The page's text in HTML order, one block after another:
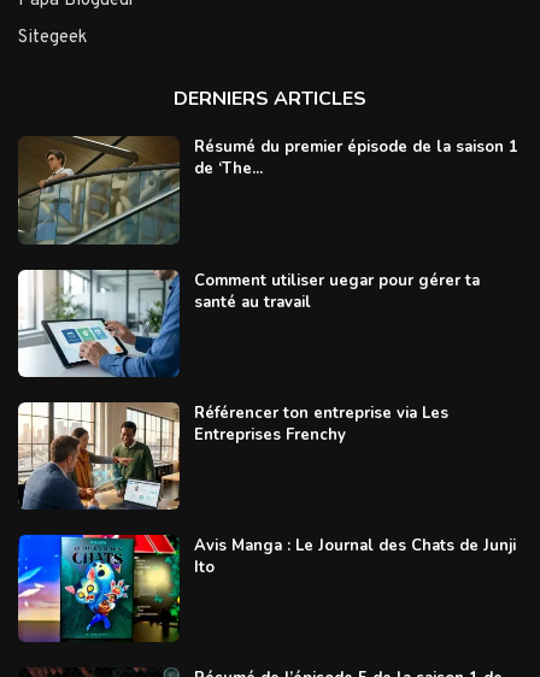
Sitegeek
DERNIERS ARTICLES
Résumé du premier épisode de la saison 1
de ‘The...
Comment utiliser uegar pour gérer ta
santé au travail
Référencer ton entreprise via Les
Entreprises Frenchy
Avis Manga : Le Journal des Chats de Junji
Ito